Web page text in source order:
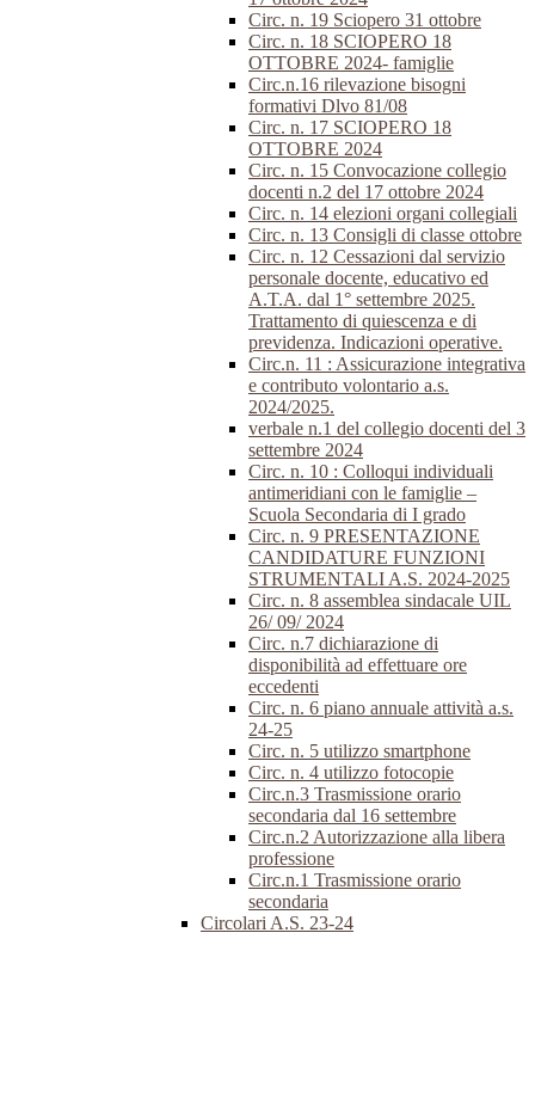
Circ. n. 19 Sciopero 31 ottobre
Circ. n. 18 SCIOPERO 18
OTTOBRE 2024- famiglie
Circ.n.16 rilevazione bisogni
formativi Dlvo 81/08
Circ. n. 17 SCIOPERO 18
OTTOBRE 2024
Circ. n. 15 Convocazione collegio
docenti n.2 del 17 ottobre 2024
Circ. n. 14 elezioni organi collegiali
Circ. n. 13 Consigli di classe ottobre
Circ. n. 12 Cessazioni dal servizio
personale docente, educativo ed
A.T.A. dal 1° settembre 2025.
Trattamento di quiescenza e di
previdenza. Indicazioni operative.
Circ.n. 11 : Assicurazione integrativa
e contributo volontario a.s.
2024/2025.
verbale n.1 del collegio docenti del 3
settembre 2024
Circ. n. 10 : Colloqui individuali
antimeridiani con le famiglie –
Scuola Secondaria di I grado
Circ. n. 9 PRESENTAZIONE
CANDIDATURE FUNZIONI
STRUMENTALI A.S. 2024-2025
Circ. n. 8 assemblea sindacale UIL
26/ 09/ 2024
Circ. n.7 dichiarazione di
disponibilità ad effettuare ore
eccedenti
Circ. n. 6 piano annuale attività a.s.
24-25
Circ. n. 5 utilizzo smartphone
Circ. n. 4 utilizzo fotocopie
Circ.n.3 Trasmissione orario
secondaria dal 16 settembre
Circ.n.2 Autorizzazione alla libera
professione
Circ.n.1 Trasmissione orario
secondaria
Circolari A.S. 23-24